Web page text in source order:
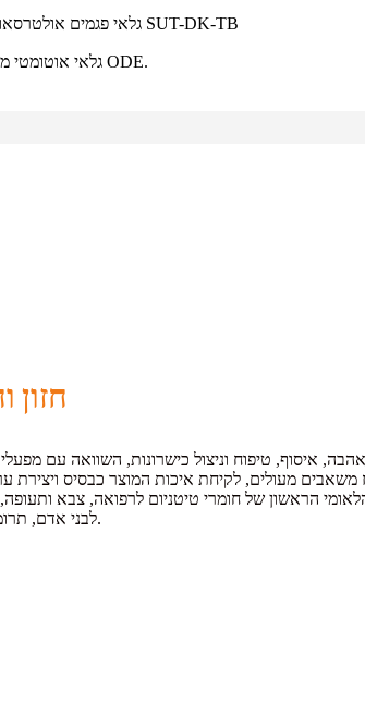
③ גלאי פגמים אולטרסאונד אוטומטי מסוג SUT-DK-TB
④ גלאי אוטומטי משטח אופטי מסוג ODE.
חזון
איסוף, טיפוח וניצול כישרונות, השוואה עם מפעלי
משאבים מעולים, לקיחת איכות המוצר כבסיס ויצירת
הראשון של חומרי טיטניום לרפואה, צבא
לבני אדם, תרומה לתעשייה למדינה.